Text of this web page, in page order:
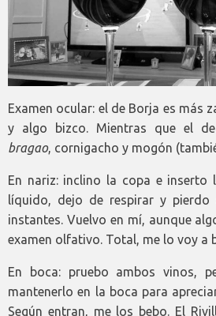
Examen ocular: el de Borja es más
y algo bizco. Mientras que el
bragao, cornigacho y mogón
En nariz: inclino la copa e inserto
líquido, dejo de respirar y pierdo
instantes. Vuelvo en mí, aunque
examen olfativo. Total, me lo voy a
En boca: pruebo ambos vinos,
mantenerlo en la boca para
Según entran, me los bebo. El